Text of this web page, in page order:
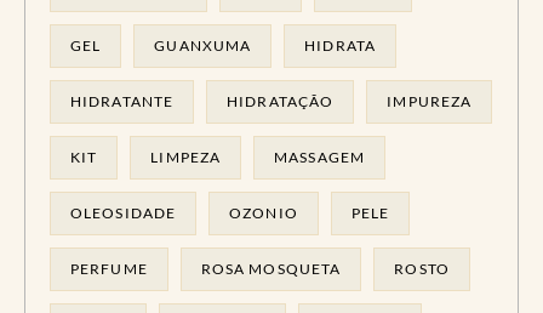
GEL GUANXUMA HIDRATA
HIDRATANTE HIDRATAÇÃO IMPUREZA
KIT LIMPEZA MASSAGEM
OLEOSIDADE OZONIO PELE
PERFUME ROSA MOSQUETA ROSTO